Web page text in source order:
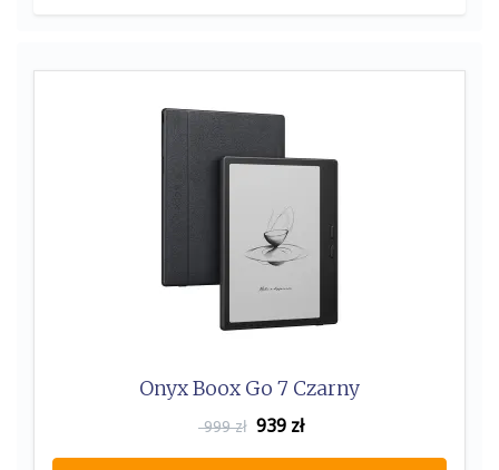
Onyx Boox Go 7 Czarny
999 zł 939 zł